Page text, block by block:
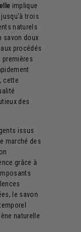
implique
trois
naturels
savon doux
procédés
cette
des
issus
marché des
grâce à
le savon
naturelle